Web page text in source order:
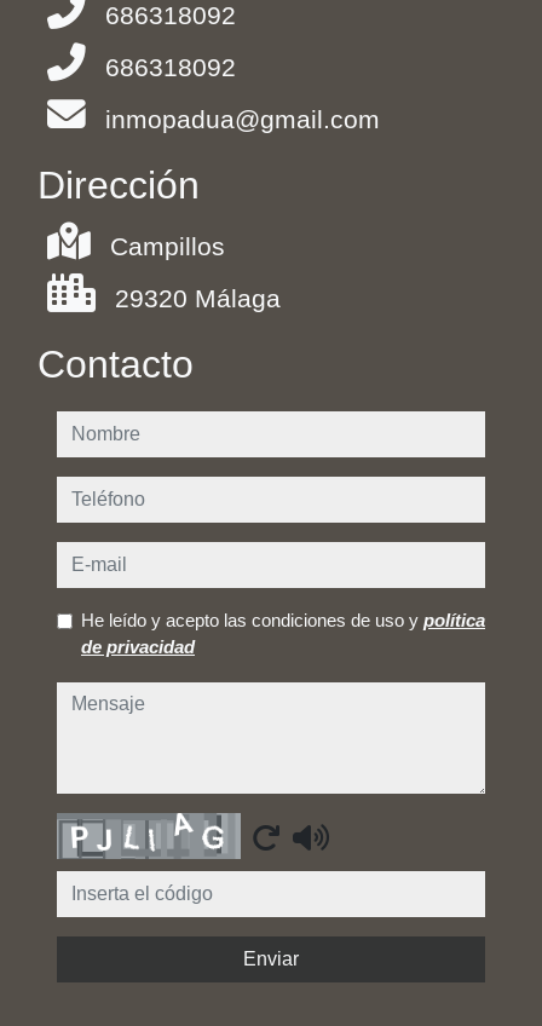
686318092
686318092
inmopadua@gmail.com
Dirección
Campillos
29320 Málaga
Contacto
nombre
teléfono
e-mail
He leído y acepto las condiciones de uso y política
de privacidad
mensaje
Captcha
Enviar